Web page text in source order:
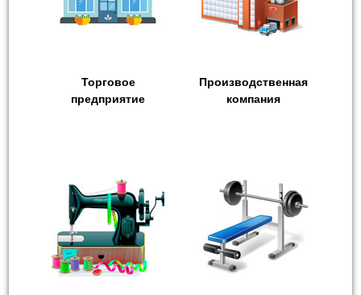
Торговое
предприятие
Производственная
компания